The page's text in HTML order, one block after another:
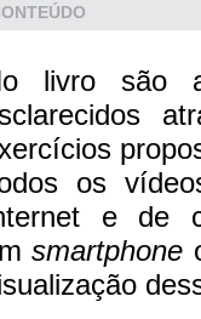
livro são
os
e de
smartphone